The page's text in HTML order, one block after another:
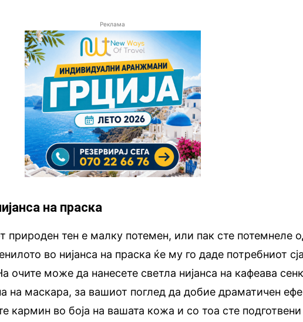
Реклама
на праска
природен тен е малку потемен, или пак сте потемнеле
во нијанса на праска ќе му го даде потребниот
очите може да нанесете светла нијанса на кафеава
на маскара, за вашиот поглед да добие драматичен
кармин во боја на вашата кожа и со тоа сте подготвени